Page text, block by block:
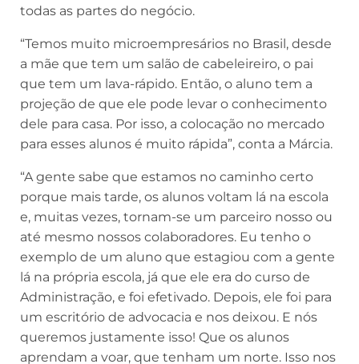
todas as partes do negócio.
“Temos muito microempresários no Brasil, desde
a mãe que tem um salão de cabeleireiro, o pai
que tem um lava-rápido. Então, o aluno tem a
projeção de que ele pode levar o conhecimento
dele para casa. Por isso, a colocação no mercado
para esses alunos é muito rápida”, conta a Márcia.
“A gente sabe que estamos no caminho certo
porque mais tarde, os alunos voltam lá na escola
e, muitas vezes, tornam-se um parceiro nosso ou
até mesmo nossos colaboradores. Eu tenho o
exemplo de um aluno que estagiou com a gente
lá na própria escola, já que ele era do curso de
Administração, e foi efetivado. Depois, ele foi para
um escritório de advocacia e nos deixou. E nós
queremos justamente isso! Que os alunos
aprendam a voar, que tenham um norte. Isso nos